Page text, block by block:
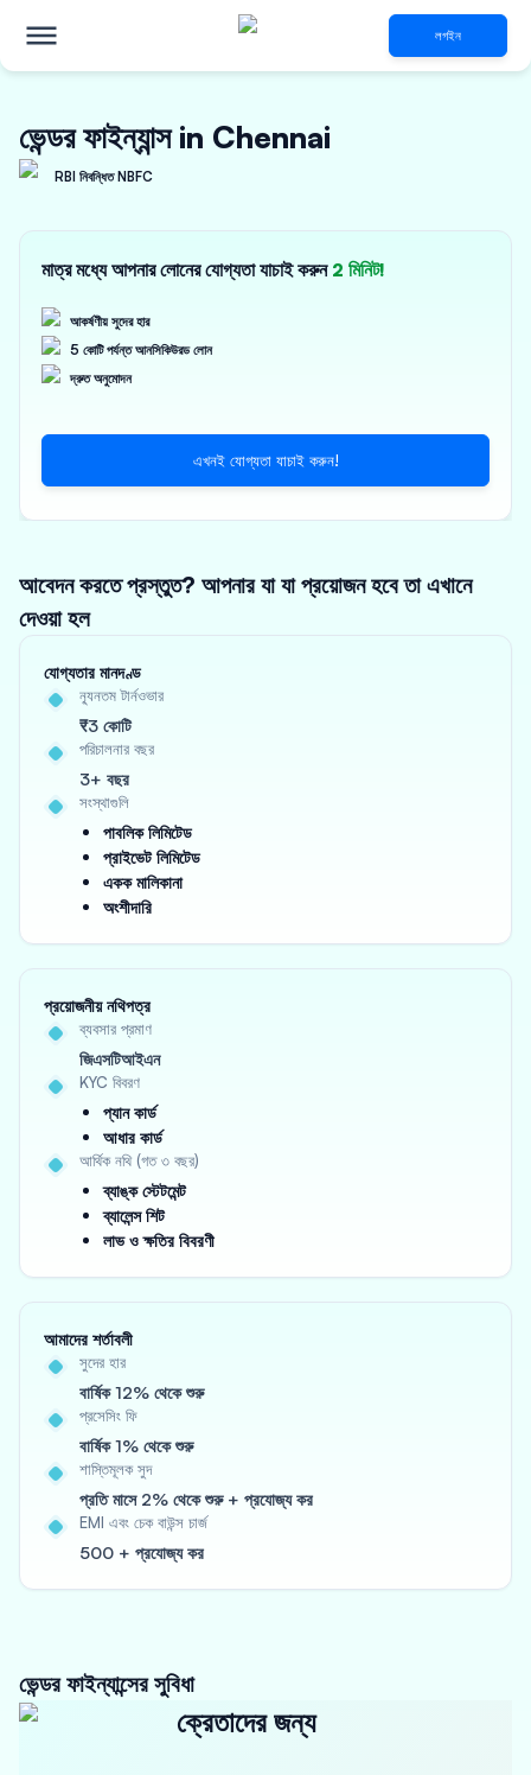
লগইন
ভেন্ডর ফাইন্যান্স in Chennai
RBI নিবন্ধিত NBFC
মাত্র মধ্যে আপনার লোনের যোগ্যতা যাচাই করুন 2 মিনিট!
আকর্ষণীয় সুদের হার
5 কোটি পর্যন্ত আনসিকিউরড লোন
দ্রুত অনুমোদন
এখনই যোগ্যতা যাচাই করুন!
আবেদন করতে প্রস্তুত? আপনার যা যা প্রয়োজন হবে তা এখানে
দেওয়া হল
যোগ্যতার মানদণ্ড
ন্যূনতম টার্নওভার
₹3 কোটি
পরিচালনার বছর
3+ বছর
সংস্থাগুলি
পাবলিক লিমিটেড
প্রাইভেট লিমিটেড
একক মালিকানা
অংশীদারি
প্রয়োজনীয় নথিপত্র
ব্যবসার প্রমাণ
জিএসটিআইএন
KYC বিবরণ
প্যান কার্ড
আধার কার্ড
আর্থিক নথি (গত ৩ বছর)
ব্যাঙ্ক স্টেটমেন্ট
ব্যালেন্স শিট
লাভ ও ক্ষতির বিবরণী
আমাদের শর্তাবলী
সুদের হার
বার্ষিক 12% থেকে শুরু
প্রসেসিং ফি
বার্ষিক 1% থেকে শুরু
শাস্তিমূলক সুদ
প্রতি মাসে 2% থেকে শুরু + প্রযোজ্য কর
EMI এবং চেক বাউন্স চার্জ
500 + প্রযোজ্য কর
ভেন্ডর ফাইন্যান্সের সুবিধা
ক্রেতাদের জন্য